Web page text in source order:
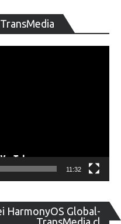
de
11:32
HarmonyOS Global-
TransMedia.cl
de